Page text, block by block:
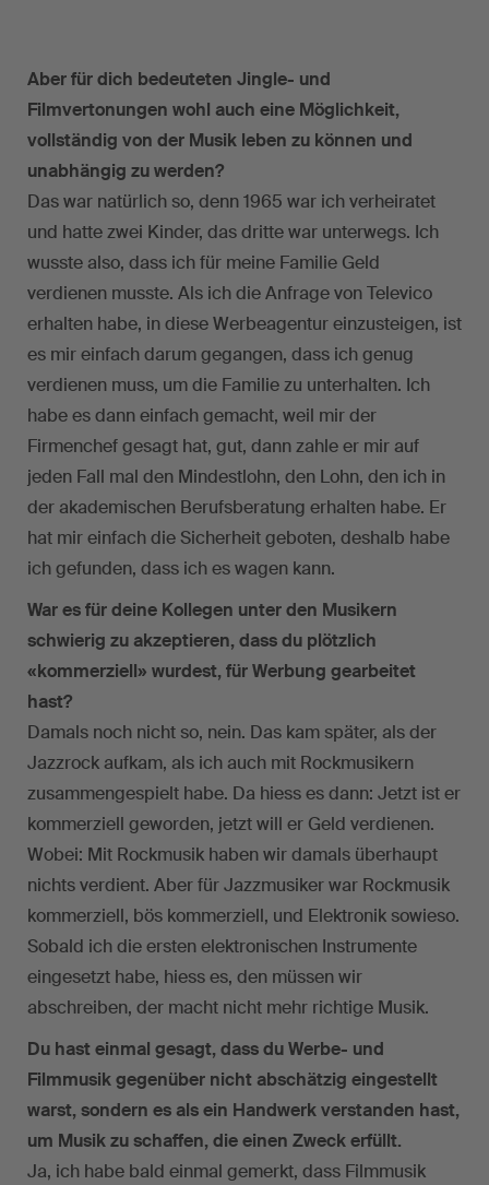
Aber für dich bedeuteten Jingle- und
Filmvertonungen wohl auch eine Möglichkeit,
vollständig von der Musik leben zu können und
unabhängig zu werden?
Das war natürlich so, denn 1965 war ich verheiratet
und hatte zwei Kinder, das dritte war unterwegs. Ich
wusste also, dass ich für meine Familie Geld
verdienen musste. Als ich die Anfrage von Televico
erhalten habe, in diese Werbeagentur einzusteigen, ist
es mir einfach darum gegangen, dass ich genug
verdienen muss, um die Familie zu unterhalten. Ich
habe es dann einfach gemacht, weil mir der
Firmenchef gesagt hat, gut, dann zahle er mir auf
jeden Fall mal den Mindestlohn, den Lohn, den ich in
der akademischen Berufsberatung erhalten habe. Er
hat mir einfach die Sicherheit geboten, deshalb habe
ich gefunden, dass ich es wagen kann.
War es für deine Kollegen unter den Musikern
schwierig zu akzeptieren, dass du plötzlich
«kommerziell» wurdest, für Werbung gearbeitet
hast?
Damals noch nicht so, nein. Das kam später, als der
Jazzrock aufkam, als ich auch mit Rockmusikern
zusammengespielt habe. Da hiess es dann: Jetzt ist er
kommerziell geworden, jetzt will er Geld verdienen.
Wobei: Mit Rockmusik haben wir damals überhaupt
nichts verdient. Aber für Jazzmusiker war Rockmusik
kommerziell, bös kommerziell, und Elektronik sowieso.
Sobald ich die ersten elektronischen Instrumente
eingesetzt habe, hiess es, den müssen wir
abschreiben, der macht nicht mehr richtige Musik.
Du hast einmal gesagt, dass du Werbe- und
Filmmusik gegenüber nicht abschätzig eingestellt
warst, sondern es als ein Handwerk verstanden hast,
um Musik zu schaffen, die einen Zweck erfüllt.
Ja, ich habe bald einmal gemerkt, dass Filmmusik